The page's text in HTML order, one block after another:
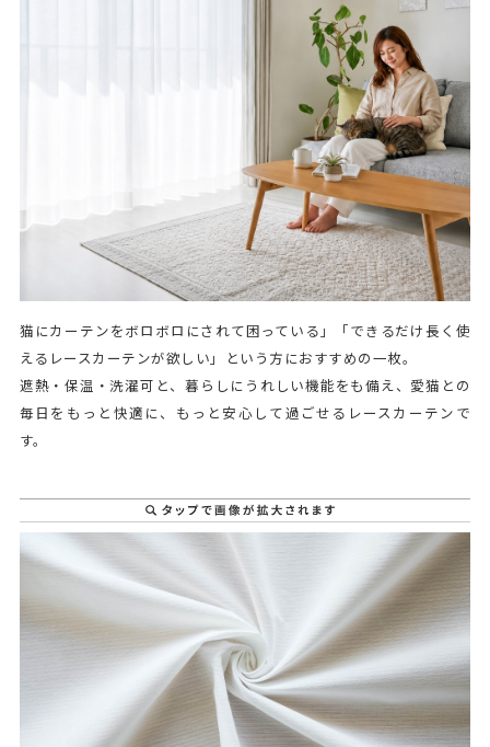
猫にカーテンをボロボロにされて困っている」「できるだけ長く使
えるレースカーテンが欲しい」という方におすすめの一枚。
遮熱・保温・洗濯可と、暮らしにうれしい機能をも備え、愛猫との
毎日をもっと快適に、もっと安心して過ごせるレースカーテンで
す。